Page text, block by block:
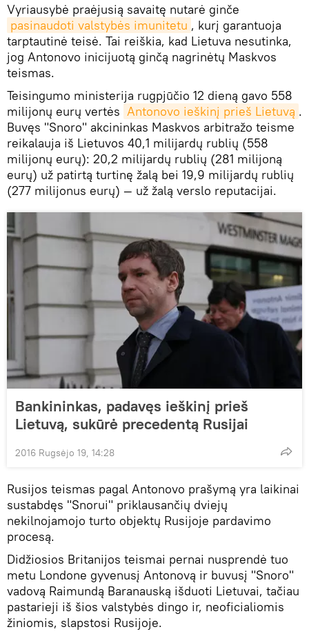
Vyriausybė praėjusią savaitę nutarė ginče
pasinaudoti valstybės imunitetu , kurį garantuoja
tarptautinė teisė. Tai reiškia, kad Lietuva nesutinka,
jog Antonovo inicijuotą ginčą nagrinėtų Maskvos
teismas.
Teisingumo ministerija rugpjūčio 12 dieną gavo 558
milijonų eurų vertės Antonovo ieškinį prieš Lietuvą .
Buvęs "Snoro" akcininkas Maskvos arbitražo teisme
reikalauja iš Lietuvos 40,1 milijardų rublių (558
milijonų eurų): 20,2 milijardų rublių (281 milijoną
eurų) už patirtą turtinę žalą bei 19,9 milijardų rublių
(277 milijonus eurų) — už žalą verslo reputacijai.
Bankininkas, padavęs ieškinį prieš
Lietuvą, sukūrė precedentą Rusijai
2016 Rugsėjo 19, 14:28
Rusijos teismas pagal Antonovo prašymą yra laikinai
sustabdęs "Snorui" priklausančių dviejų
nekilnojamojo turto objektų Rusijoje pardavimo
procesą.
Didžiosios Britanijos teismai pernai nusprendė tuo
metu Londone gyvenusį Antonovą ir buvusį "Snoro"
vadovą Raimundą Baranauską išduoti Lietuvai, tačiau
pastarieji iš šios valstybės dingo ir, neoficialiomis
žiniomis, slapstosi Rusijoje.